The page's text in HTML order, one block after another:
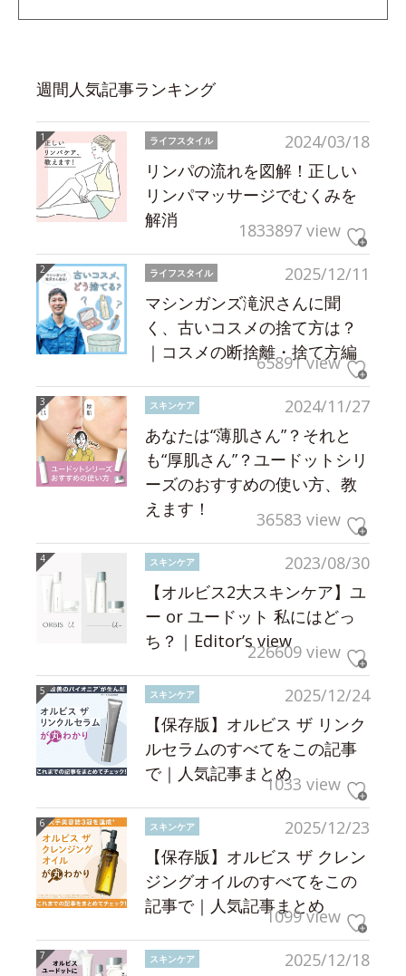
週間人気記事ランキング
2024/03/18
ライフスタイル
リンパの流れを図解！正しい
リンパマッサージでむくみを
解消
1833897 view
2025/12/11
ライフスタイル
マシンガンズ滝沢さんに聞
く、古いコスメの捨て方は？
｜コスメの断捨離・捨て方編
65891 view
2024/11/27
スキンケア
あなたは“薄肌さん”？それと
も“厚肌さん”？ユードットシリ
ーズのおすすめの使い方、教
えます！
36583 view
2023/08/30
スキンケア
【オルビス2大スキンケア】ユ
ー or ユードット 私にはどっ
ち？｜Editor’s view226609 view
2025/12/24
スキンケア
【保存版】オルビス ザ リンク
ルセラムのすべてをこの記事
で｜人気記事まとめ1033 view
2025/12/23
スキンケア
【保存版】オルビス ザ クレン
ジングオイルのすべてをこの
記事で｜人気記事まとめ
1099 view
2025/12/18
スキンケア